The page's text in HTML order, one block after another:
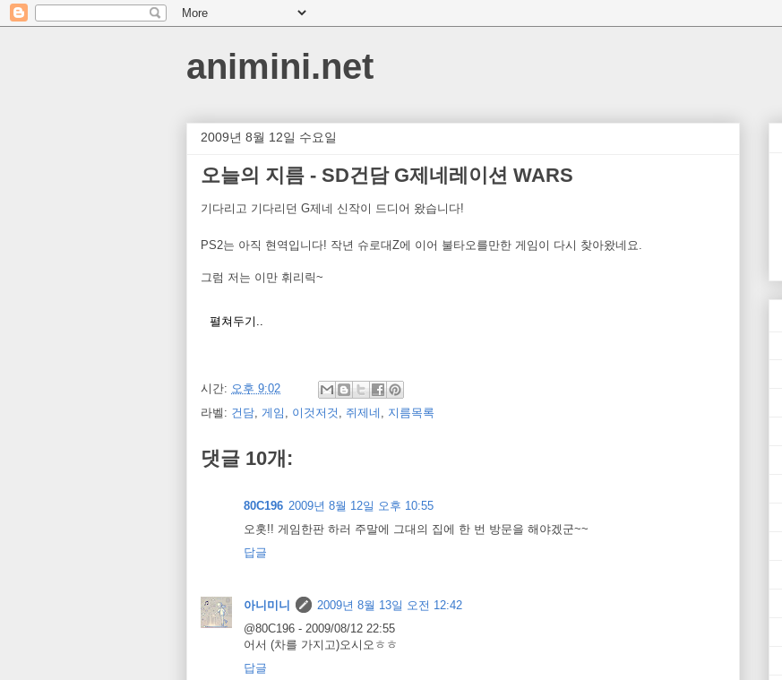
animini.net
2009년 8월 12일 수요일
오늘의 지름 - SD건담 G제네레이션 WARS
기다리고 기다리던 G제네 신작이 드디어 왔습니다!
PS2는 아직 현역입니다! 작년 슈로대Z에 이어 불타오를만한 게임이 다시 찾아왔네요.
그럼 저는 이만 휘리릭~
펼쳐두기..
시간: 오후 9:02
라벨: 건담, 게임 , 이것저것 , 쥐제네 , 지름목록
댓글 10개:
80C196 2009년 8월 12일 오후 10:55
오홋!! 게임한판 하러 주말에 그대의 집에 한 번 방문을 해야겠군~~
답글
아니미니
2009년 8월 13일 오전 12:42
@80C196 - 2009/08/12 22:55
어서 (차를 가지고)오시오ㅎㅎ
답글